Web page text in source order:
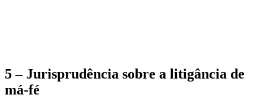
5 – Jurisprudência sobre a litigância de
má-fé